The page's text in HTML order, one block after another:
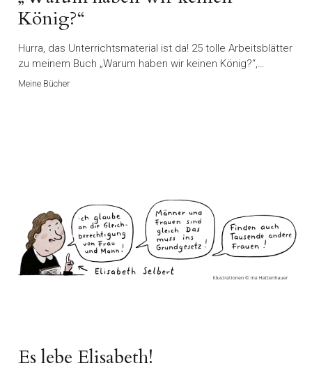
König?“
Hurra, das Unterrichtsmaterial ist da! 25 tolle Arbeitsblätter
zu meinem Buch „Warum haben wir keinen König?“,…
Meine Bücher
Es lebe Elisabeth!